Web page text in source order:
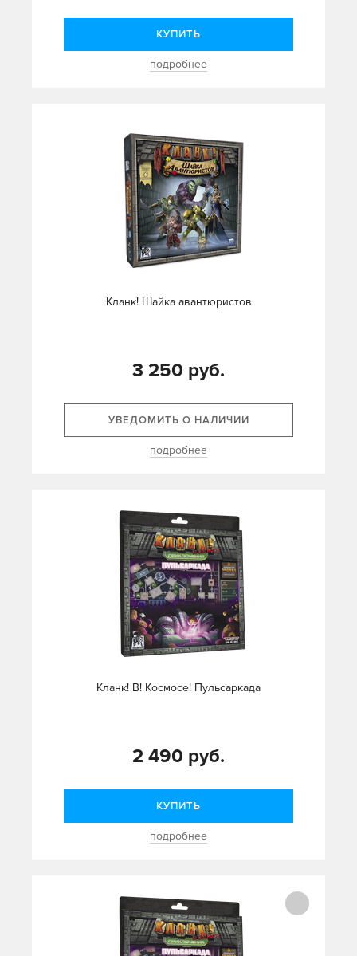
КУПИТЬ
подробнее
Кланк! Шайка авантюристов
3 250 руб.
УВЕДОМИТЬ О НАЛИЧИИ
подробнее
Кланк! В! Космосе! Пульсаркада
2 490 руб.
КУПИТЬ
подробнее